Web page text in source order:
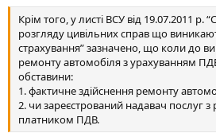
Крім того, у листі ВСУ від 19.07.2011 р.
розгляду цивільних справ що
страхування” зазначено, що коли до
ремонту автомобіля з урахуванням
обставини:
1. фактичне здійснення ремонту
2. чи зареєстрований надавач послуг
платником ПДВ.